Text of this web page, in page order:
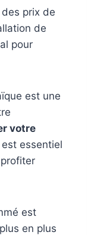
des prix de
de
pour
est une
votre
essentiel
est
en plus